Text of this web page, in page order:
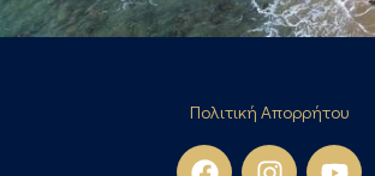
Πολιτική Απορρήτου